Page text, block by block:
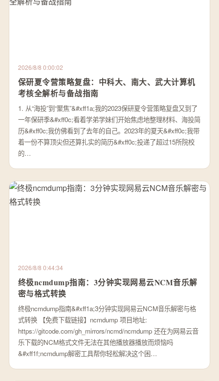
2026/8/8 0:00:02
保研夏令营策略复盘：中科大、南大、武大计算机
考核全解析与备战指南
1. 从“海投”到“聚焦”&#xff1a;我的2023保研夏令营策略复盘又到了
一年保研季&#xff0c;看着学弟学妹们开始焦虑地整理材料、海投简
历&#xff0c;我仿佛看到了去年的自己。2023年的夏天&#xff0c;我带
着一份不算顶尖但还算扎实的简历&#xff0c;投递了超过15所院校
的…
2026/8/8 0:44:34
终极ncmdump指南：3分钟实现网易云NCM音乐解
密与格式转换
终极ncmdump指南&#xff1a;3分钟实现网易云NCM音乐解密与格
式转换 【免费下载链接】ncmdump 项目地址:
https://gitcode.com/gh_mirrors/ncmd/ncmdump 还在为网易云音
乐下载的NCM格式文件无法在其他播放器播放而烦恼吗
&#xff1f;ncmdump解密工具帮你轻松解决这个困…